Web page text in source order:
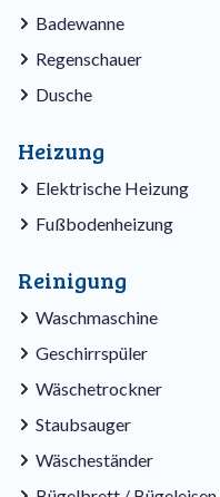
Badewanne
Regenschauer
Dusche
Heizung
Elektrische Heizung
Fußbodenheizung
Reinigung
Waschmaschine
Geschirrspüler
Wäschetrockner
Staubsauger
Wäscheständer